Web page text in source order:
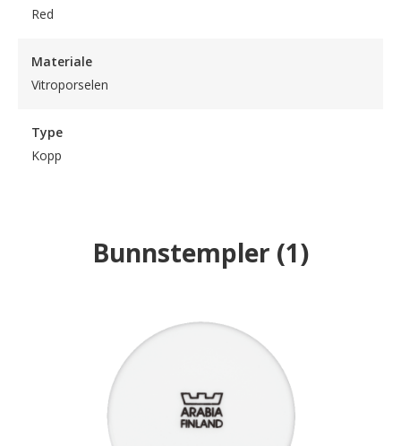
Red
Materiale
Vitroporselen
Type
Kopp
Bunnstempler (1)